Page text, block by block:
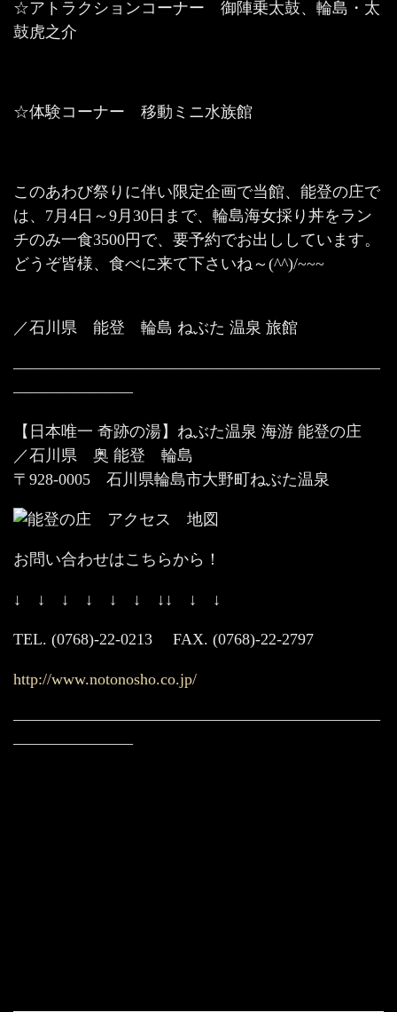
☆アトラクションコーナー 御陣乗太鼓、輪島・太
鼓虎之介
☆体験コーナー 移動ミニ水族館
このあわび祭りに伴い限定企画で当館、能登の庄で
は、7月4日～9月30日まで、輪島海女採り丼をラン
チのみ一食3500円で、要予約でお出ししています。
どうぞ皆様、食べに来て下さいね～(^^)/~~~
／石川県 能登 輪島 ねぶた 温泉 旅館
———————————————————————
———————–
【日本唯一 奇跡の湯】ねぶた温泉 海游 能登の庄
／石川県 奥 能登 輪島
〒928-0005 石川県輪島市大野町ねぶた温泉
お問い合わせはこちらから！
↓ ↓ ↓ ↓ ↓ ↓ ↓↓ ↓ ↓
TEL. (0768)-22-0213 FAX. (0768)-22-2797
http://www.notonosho.co.jp/
———————————————————————
———————–